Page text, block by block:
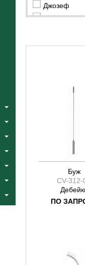
Джозеф
Катлин
Буж
CV-312-
ПО